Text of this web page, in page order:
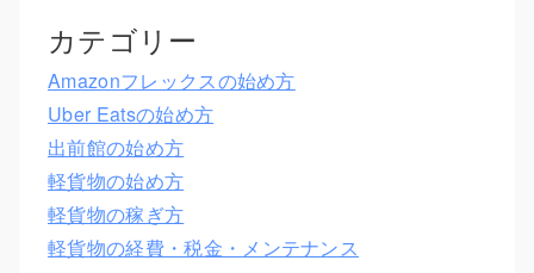
カテゴリー
Amazonフレックスの始め方
Uber Eatsの始め方
出前館の始め方
軽貨物の始め方
軽貨物の稼ぎ方
軽貨物の経費・税金・メンテナンス